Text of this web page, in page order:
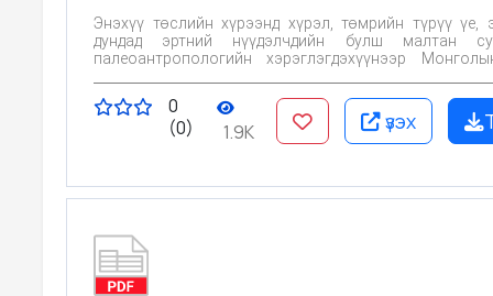
Энэхүү төслийн хүрээнд хүрэл, төмрийн түрүү үе,
дундад эртний нүүдэлчдийн булш малтан
палеоантропологийн хэрэглэгдэхүүнээр
тогтооход чиглэнэ. Монголын эртний
гарвалийн залгамж холбоо, хүн ам тасралтгүй
байсан эсвэл хүн ам өөрчлөгдсөнийг
шийдвэрлэх загварыг бий болгох зорилготой.
0
(0)
1.9K үзэх